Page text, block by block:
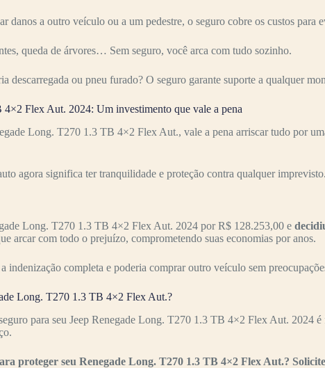
danos a outro veículo ou a um pedestre, o seguro cobre os custos para
queda de árvores… Sem seguro, você arca com tudo sozinho.
descarregada ou pneu furado? O seguro garante suporte a qualquer
Flex Aut. 2024: Um investimento que vale a pena
Long. T270 1.3 TB 4×2 Flex Aut., vale a pena arriscar tudo por
agora significa ter tranquilidade e proteção contra qualquer
Long. T270 1.3 TB 4×2 Flex Aut. 2024 por R$ 128.253,00 e
arcar com todo o prejuízo, comprometendo suas economias por anos.
indenização completa e poderia comprar outro veículo sem
Long. T270 1.3 TB 4×2 Flex Aut.?
para seu Jeep Renegade Long. T270 1.3 TB 4×2 Flex Aut. 2024
proteger seu Renegade Long. T270 1.3 TB 4×2 Flex Aut.?